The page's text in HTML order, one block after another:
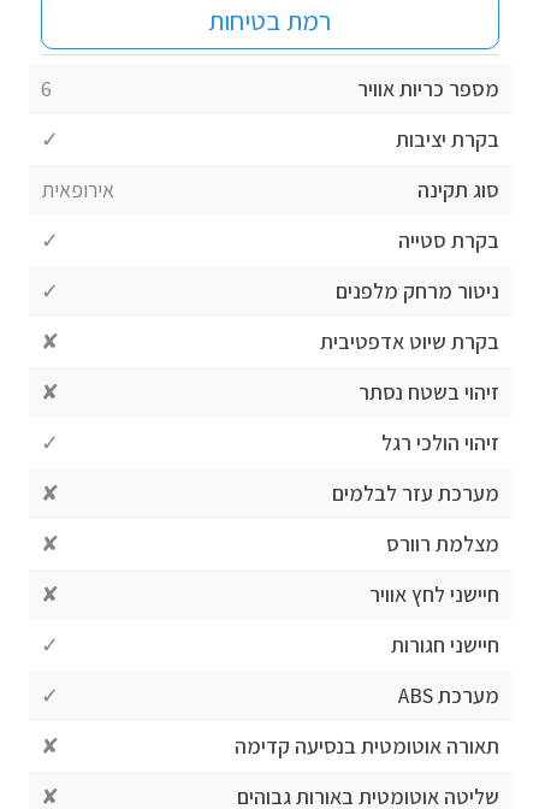
רמת בטיחות
מספר כריות אוויר
6
בקרת יציבות
✓
סוג תקינה
אירופאית
בקרת סטייה
✓
ניטור מרחק מלפנים
✓
בקרת שיוט אדפטיבית
✘
זיהוי בשטח נסתר
✘
זיהוי הולכי רגל
✓
מערכת עזר לבלמים
✘
מצלמת רוורס
✘
חיישני לחץ אוויר
✘
חיישני חגורות
✓
מערכת ABS
✓
תאורה אוטומטית בנסיעה קדימה
✘
שליטה אוטומטית באורות גבוהים
✘